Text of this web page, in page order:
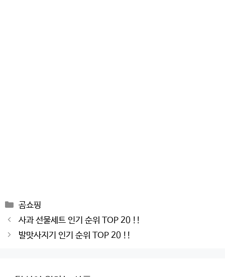
Categories
곰쇼핑
Post
navigation
사과 선물세트 인기 순위 TOP 20 !!
발맛사지기 인기 순위 TOP 20 !!